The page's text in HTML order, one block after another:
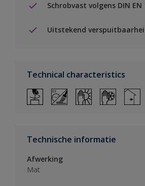
Schrobvast volgens DIN EN
Uitstekend
Technical characteristics
Technische informatie
Afwerking
Mat